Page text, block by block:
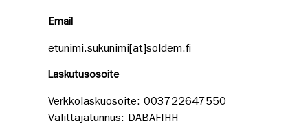
Email
etunimi.sukunimi[at]soldem.fi
Laskutusosoite
Verkkolaskuosoite: 003722647550
Välittäjätunnus: DABAFIHH